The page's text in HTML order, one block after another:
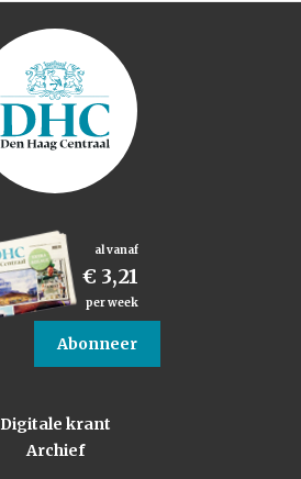
al vanaf
€ 3,21
per week
Abonneer
Digitale krant
Archief